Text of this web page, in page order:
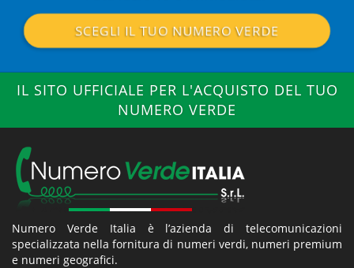
SCEGLI IL TUO NUMERO VERDE
IL SITO UFFICIALE PER L'ACQUISTO DEL TUO
NUMERO VERDE
Numero Verde Italia è l’azienda di telecomunicazioni
specializzata nella fornitura di numeri verdi, numeri premium
e numeri geografici.